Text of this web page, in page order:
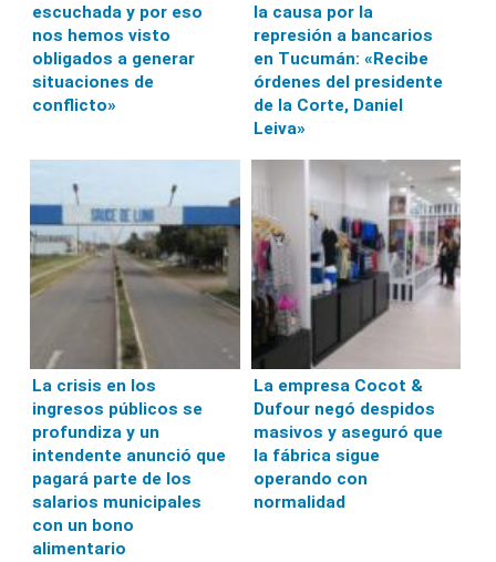
escuchada y por eso
nos hemos visto
obligados a generar
situaciones de
conflicto»
la causa por la
represión a bancarios
en Tucumán: «Recibe
órdenes del presidente
de la Corte, Daniel
Leiva»
La crisis en los
ingresos públicos se
profundiza y un
intendente anunció que
pagará parte de los
salarios municipales
con un bono
alimentario
La empresa Cocot &
Dufour negó despidos
masivos y aseguró que
la fábrica sigue
operando con
normalidad